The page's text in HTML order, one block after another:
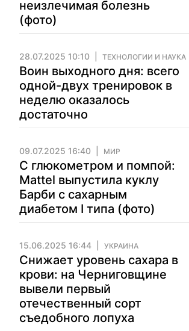
неизлечимая болезнь
(фото)
28.07.2025 10:10 ТЕХНОЛОГИИ И НАУКА
Воин выходного дня: всего
одной-двух тренировок в
неделю оказалось
достаточно
09.07.2025 16:40 МИР
С глюкометром и помпой:
Mattel выпустила куклу
Барби с сахарным
диабетом I типа (фото)
15.06.2025 16:44 УКРАИНА
Снижает уровень сахара в
крови: на Черниговщине
вывели первый
отечественный сорт
съедобного лопуха